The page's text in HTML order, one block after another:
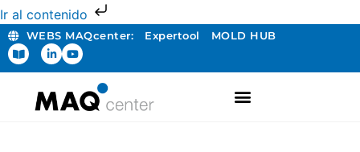
Ir al contenido
WEBS MAQcenter: Expertool MOLD HUB